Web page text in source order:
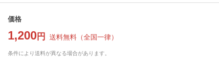
価格
1,200 円 送料無料 （全国一律）
条件により送料が異なる場合があります。